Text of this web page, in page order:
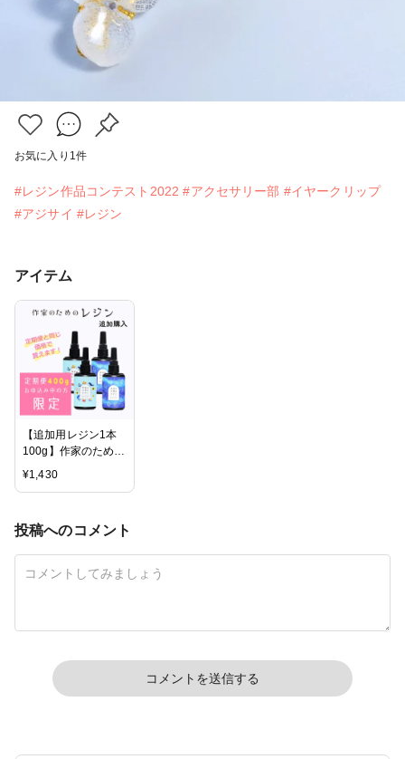
お気に入り 1 件
#レジン作品コンテスト2022 #アクセサリー部 #イヤークリップ
#アジサイ #レジン
アイテム
【追加用レジン1本
100g】作家のための
レジン 400gの定期
便をお申込みの方限
¥1,430
投稿へのコメント
コメントを送信する